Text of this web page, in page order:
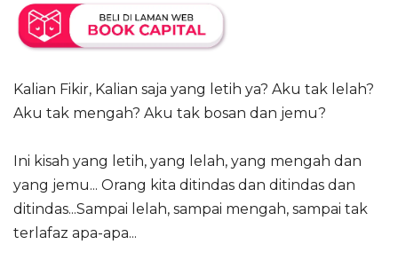
Kalian Fikir, Kalian saja yang letih ya? Aku tak lelah?
Aku tak mengah? Aku tak bosan dan jemu?
Ini kisah yang letih, yang lelah, yang mengah dan
yang jemu... Orang kita ditindas dan ditindas dan
ditindas...Sampai lelah, sampai mengah, sampai tak
terlafaz apa-apa...